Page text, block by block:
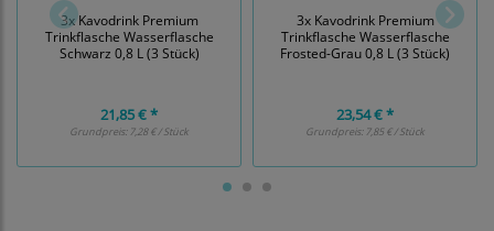
3x Kavodrink Premium
Trinkflasche Wasserflasche
Schwarz 0,8 L (3 Stück)
21,85 € *
Grundpreis: 7,28 € / Stück
3x Kavodrink Premium
Trinkflasche Wasserflasche
Frosted-Grau 0,8 L (3 Stück)
23,54 € *
Grundpreis: 7,85 € / Stück